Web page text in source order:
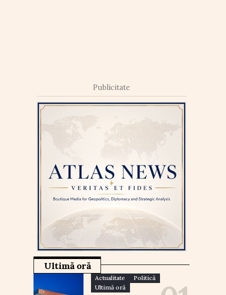
Publicitate
Ultimă oră
Actualitate
Politică
Ultimă oră